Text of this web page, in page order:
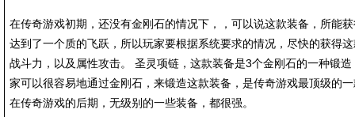
在传奇游戏初期，还没有金刚石的情况下，，可以说这款装备，所能
达到了一个质的飞跃，所以玩家要根据系统要求的情况，尽快的获得
战斗力，以及属性攻击。 圣灵项链，这款装备是3个金刚石的一种锻
家可以很容易地通过金刚石，来锻造这款装备，是传奇游戏最顶级的
在传奇游戏的后期，无级别的一些装备，都很强。